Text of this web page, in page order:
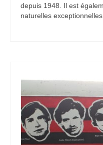
depuis 1948. Il est
naturelles